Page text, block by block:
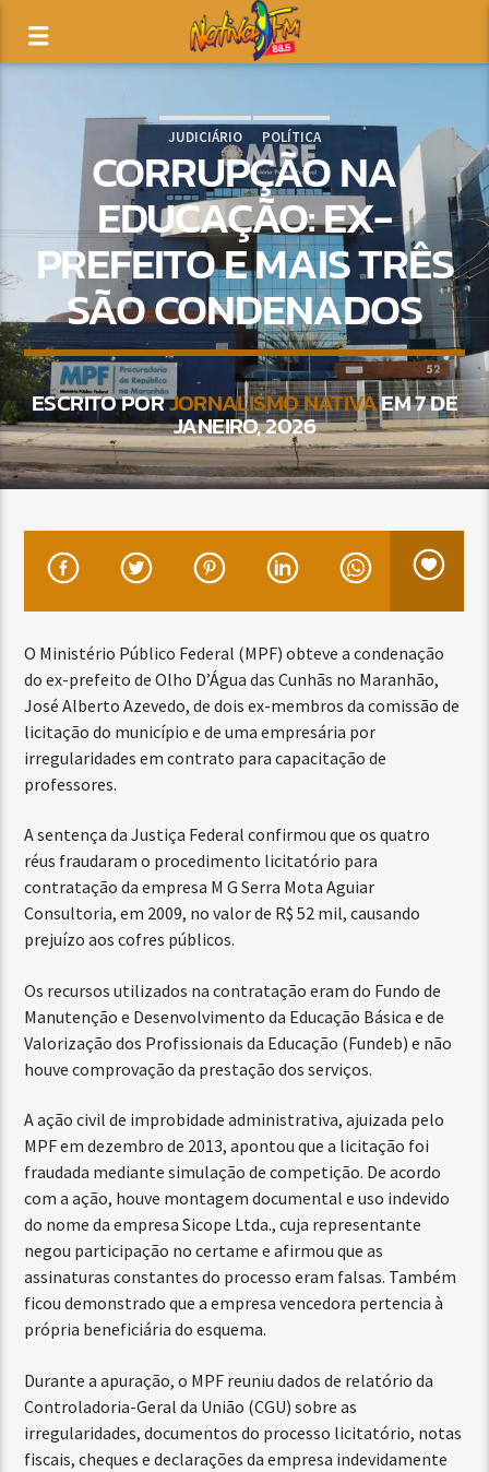
JUDICIÁRIO POLÍTICA
CORRUPÇÃO NA
EDUCAÇÃO: EX-
PREFEITO E MAIS TRÊS
SÃO CONDENADOS
ESCRITO PORJORNALISMO NATIVAEM 7 DE
JANEIRO, 2026
O Ministério Público Federal (MPF) obteve a condenação
do ex-prefeito de Olho D’Água das Cunhãs no Maranhão,
José Alberto Azevedo, de dois ex-membros da comissão de
licitação do município e de uma empresária por
irregularidades em contrato para capacitação de
professores.
A sentença da Justiça Federal confirmou que os quatro
réus fraudaram o procedimento licitatório para
contratação da empresa M G Serra Mota Aguiar
Consultoria, em 2009, no valor de R$ 52 mil, causando
prejuízo aos cofres públicos.
Os recursos utilizados na contratação eram do Fundo de
Manutenção e Desenvolvimento da Educação Básica e de
Valorização dos Profissionais da Educação (Fundeb) e não
houve comprovação da prestação dos serviços.
A ação civil de improbidade administrativa, ajuizada pelo
MPF em dezembro de 2013, apontou que a licitação foi
fraudada mediante simulação de competição. De acordo
com a ação, houve montagem documental e uso indevido
do nome da empresa Sicope Ltda., cuja representante
negou participação no certame e afirmou que as
assinaturas constantes do processo eram falsas. Também
ficou demonstrado que a empresa vencedora pertencia à
própria beneficiária do esquema.
Durante a apuração, o MPF reuniu dados de relatório da
Controladoria-Geral da União (CGU) sobre as
irregularidades, documentos do processo licitatório, notas
fiscais, cheques e declarações da empresa indevidamente